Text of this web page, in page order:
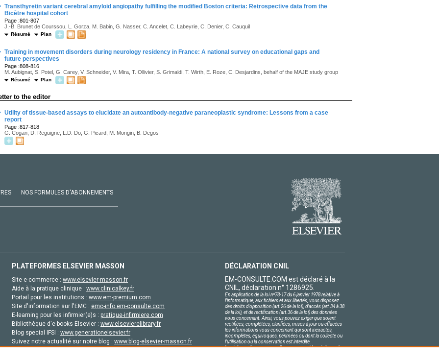
Transthyretin variant cerebral amyloid angiopathy fulfilling the modified Boston criteria: Retrospective data from the
Bicêtre hospital cohort
Page :801-807
J.-B. Brunet de Courssou, L. Gorza, M. Babin, G. Nasser, C. Ancelet, C. Labeyrie, C. Denier, C. Cauquil
Résumé Plan
Training in movement disorders during neurology residency in France: A national survey on educational gaps and
future perspectives
Page :808-816
M. Aubignat, S. Potel, G. Carey, V. Schneider, V. Mira, T. Ollivier, S. Grimaldi, T. Wirth, E. Roze, C. Desjardins, behalf of the MAJE study group
Résumé Plan
to the editor
Utility of tissue-based assays to elucidate an autoantibody-negative paraneoplastic syndrome: Lessons from a case
report
Page :817-818
G. Cogan, D. Reguigne, L.D. Do, G. Picard, M. Mongin, B. Degos
NOS FORMULES D'ABONNEMENTS
PLATEFORMES ELSEVIER MASSON
Site e-commerce : www.elsevier-masson.fr
Aide à la pratique clinique : www.clinicalkey.fr
Portail pour les institutions : www.em-premium.com
Site d'information sur l'EMC : emc-info.em-consulte.com
E-learning pour les infirmier(e)s : pratique-infirmiere.com
Bibliothèque d'e-books Elsevier : www.elsevierelibrary.fr
Blog special IFSI : www.generationelsevier.fr
Suivez notre actualité sur notre blog : www.blog-elsevier-masson.fr
DÉCLARATION CNIL
EM-CONSULTE.COM est déclaré à la
CNIL, déclaration n° 1286925.
En application de la loi nº78-17 du 6 janvier 1978 relative à
l'informatique, aux fichiers et aux libertés, vous disposez
des droits d'opposition (art.26 de la loi), d'accès (art.34 à 38
de la loi), et de rectification (art.36 de la loi) des données
vous concernant. Ainsi, vous pouvez exiger que soient
rectifiées, complétées, clarifiées, mises à jour ou effacées
les informations vous concernant qui sont inexactes,
incomplètes, équivoques, périmées ou dont la collecte ou
l'utilisation ou la conservation est interdite.
Les informations personnelles concernant les visiteurs de